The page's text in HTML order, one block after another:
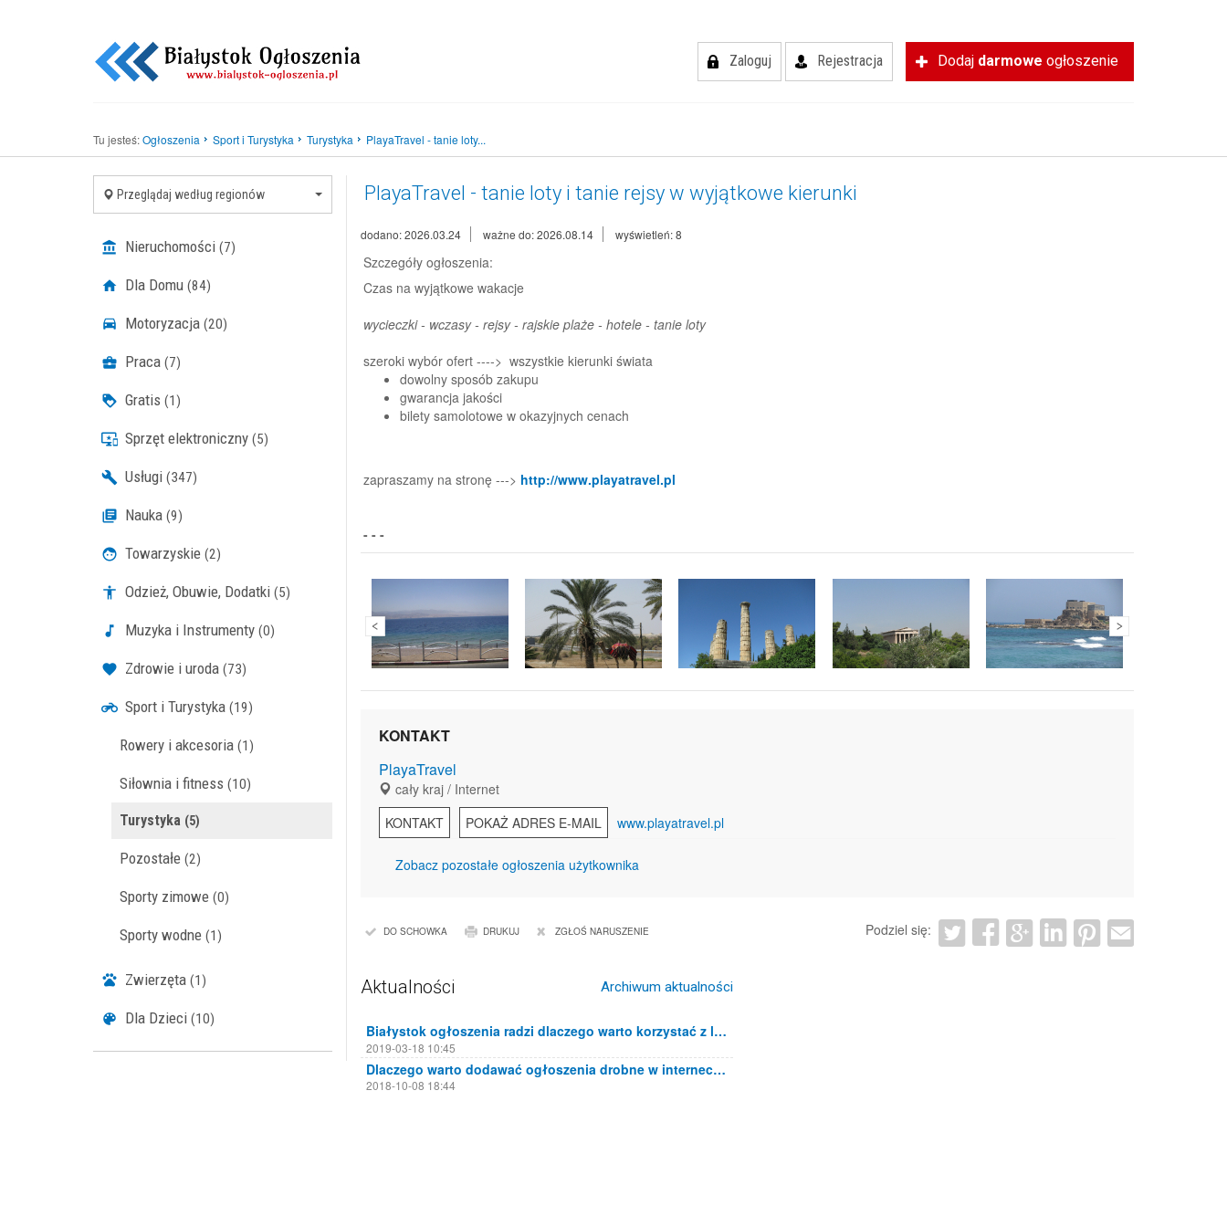
Zaloguj Rejestracja Dodaj darmowe ogłoszenie
Tu jesteś:Ogłoszenia Sport i Turystyka Turystyka PlayaTravel - tanie loty...
Przeglądaj według regionów
Nieruchomości (7)
Dla Domu (84)
Motoryzacja (20)
Praca (7)
Gratis (1)
Sprzęt elektroniczny (5)
Usługi (347)
Nauka (9)
Towarzyskie (2)
Odzież, Obuwie, Dodatki (5)
Muzyka i Instrumenty (0)
Zdrowie i uroda (73)
Sport i Turystyka (19)
Rowery i akcesoria (1)
Siłownia i fitness (10)
Turystyka (5)
Pozostałe (2)
Sporty zimowe (0)
Sporty wodne (1)
Zwierzęta (1)
Dla Dzieci (10)
PlayaTravel - tanie loty i tanie rejsy w wyjątkowe kierunki
dodano: 2026.03.24 ważne do: 2026.08.14 wyświetleń: 8
Szczegóły ogłoszenia:
Czas na wyjątkowe wakacje
wycieczki - wczasy - rejsy - rajskie plaże - hotele - tanie loty
szeroki wybór ofert ----> wszystkie kierunki świata
dowolny sposób zakupu
gwarancja jakości
bilety samolotowe w okazyjnych cenach
zapraszamy na stronę ---> http://www.playatravel.pl
- - -
KONTAKT
PlayaTravel
cały kraj / Internet
KONTAKT
POKAŻ ADRES E-MAIL www.playatravel.pl
Zobacz pozostałe ogłoszenia użytkownika
DO SCHOWKA DRUKUJ ZGŁOŚ NARUSZENIE Podziel się:
Aktualności Archiwum aktualności
Białystok ogłoszenia radzi dlaczego warto korzystać z lokalnych portali ogłoszeniowych
2019-03-18 10:45
Dlaczego warto dodawać ogłoszenia drobne w internecie?
2018-10-08 18:44